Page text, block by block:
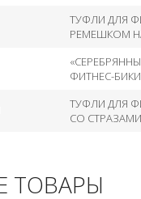
ТУФЛИ ДЛЯ
РЕМЕШКОМ
ФИТНЕС-
ТУФЛИ ДЛЯ
СО СТРАЗАМИ
ТОВАРЫ